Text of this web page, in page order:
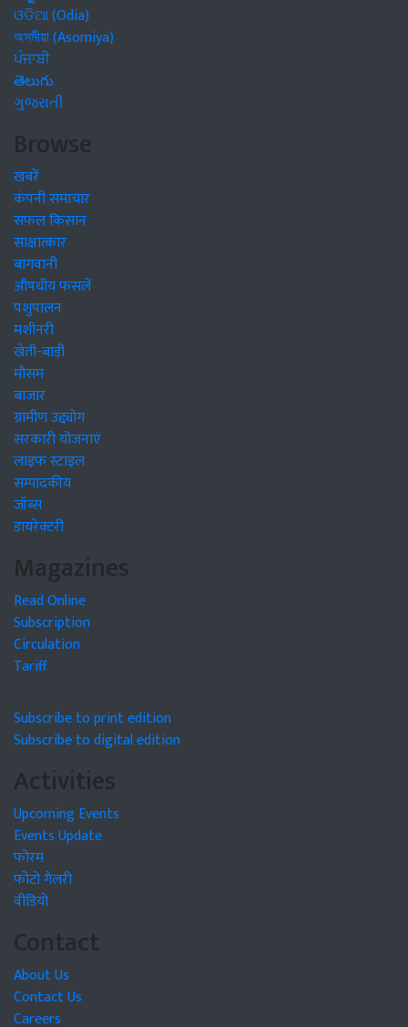
ଓଡିଆ (Odia)
অসমীয়া (Asomiya)
ਪੰਜਾਬੀ
తెలుగు
ગુજરાતી
Browse
खबरें
कंपनी समाचार
सफल किसान
साक्षात्कार
बागवानी
औषधीय फसलें
पशुपालन
मशीनरी
खेती-बाड़ी
मौसम
बाजार
ग्रामीण उद्द्योग
सरकारी योजनाएं
लाइफ स्टाइल
सम्पादकीय
जॉब्स
डायरेक्टरी
Magazines
Read Online
Subscription
Circulation
Tariff
Subscribe to print edition
Subscribe to digital edition
Activities
Upcoming Events
Events Update
फोरम
फोटो गैलरी
वीडियो
Contact
About Us
Contact Us
Careers